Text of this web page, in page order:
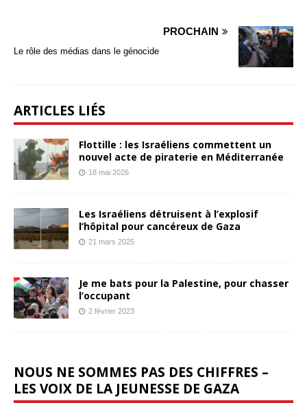
PROCHAIN
Le rôle des médias dans le génocide
ARTICLES LIÉS
Flottille : les Israéliens commettent un
nouvel acte de piraterie en Méditerranée
18 mai 2026
Les Israéliens détruisent à l’explosif
l’hôpital pour cancéreux de Gaza
21 mars 2025
Je me bats pour la Palestine, pour chasser
l’occupant
2 février 2023
NOUS NE SOMMES PAS DES CHIFFRES –
LES VOIX DE LA JEUNESSE DE GAZA